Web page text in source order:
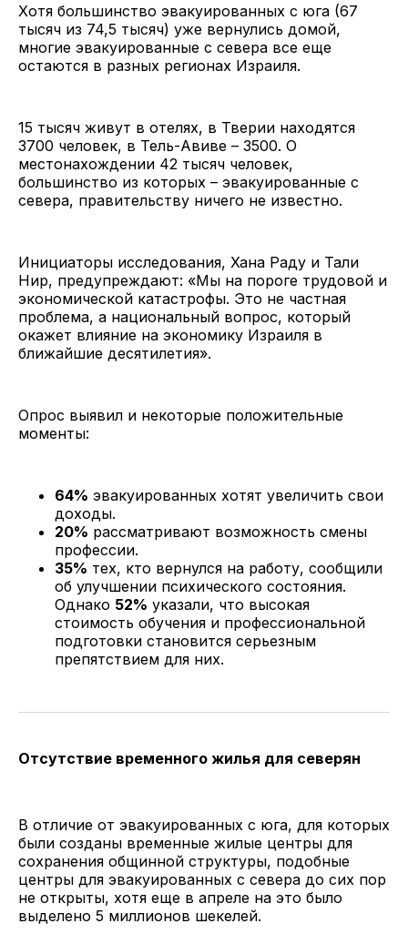
Хотя большинство эвакуированных с юга (67
тысяч из 74,5 тысяч) уже вернулись домой,
многие эвакуированные с севера все еще
остаются в разных регионах Израиля.
15 тысяч живут в отелях, в Тверии находятся
3700 человек, в Тель-Авиве – 3500. О
местонахождении 42 тысяч человек,
большинство из которых – эвакуированные с
севера, правительству ничего не известно.
Инициаторы исследования, Хана Раду и Тали
Нир, предупреждают: «Мы на пороге трудовой и
экономической катастрофы. Это не частная
проблема, а национальный вопрос, который
окажет влияние на экономику Израиля в
ближайшие десятилетия».
Опрос выявил и некоторые положительные
моменты:
64% эвакуированных хотят увеличить свои
доходы.
20% рассматривают возможность смены
профессии.
35% тех, кто вернулся на работу, сообщили
об улучшении психического состояния.
Однако 52% указали, что высокая
стоимость обучения и профессиональной
подготовки становится серьезным
препятствием для них.
Отсутствие временного жилья для северян
В отличие от эвакуированных с юга, для которых
были созданы временные жилые центры для
сохранения общинной структуры, подобные
центры для эвакуированных с севера до сих пор
не открыты, хотя еще в апреле на это было
выделено 5 миллионов шекелей.